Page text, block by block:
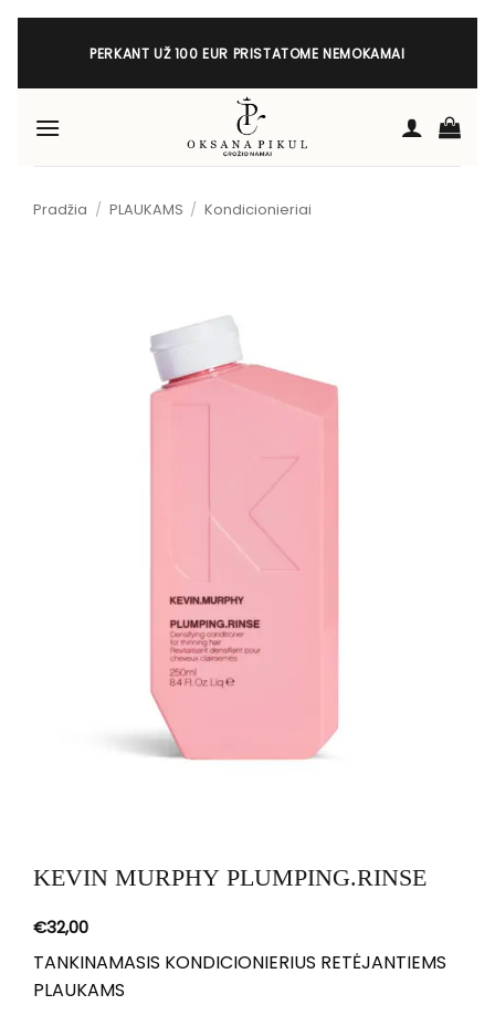
Skip
PERKANT UŽ 100 EUR PRISTATOME NEMOKAMAI
Pradžia / PLAUKAMS / Kondicionieriai
KEVIN MURPHY PLUMPING.RINSE
€32,00
TANKINAMASIS KONDICIONIERIUS RETĖJANTIEMS
PLAUKAMS